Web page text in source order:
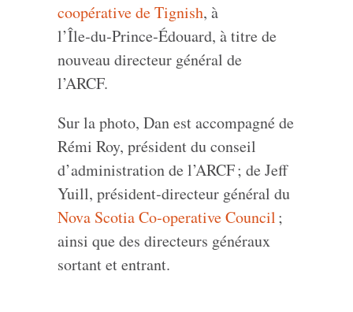
coopérative de Tignish, à
l’Île‑du‑Prince‑Édouard, à titre de
nouveau directeur général de
l’ARCF.
Sur la photo, Dan est accompagné de
Rémi Roy, président du conseil
d’administration de l’ARCF ; de Jeff
Yuill, président‑directeur général du
Nova Scotia Co‑operative Council;
ainsi que des directeurs généraux
sortant et entrant.